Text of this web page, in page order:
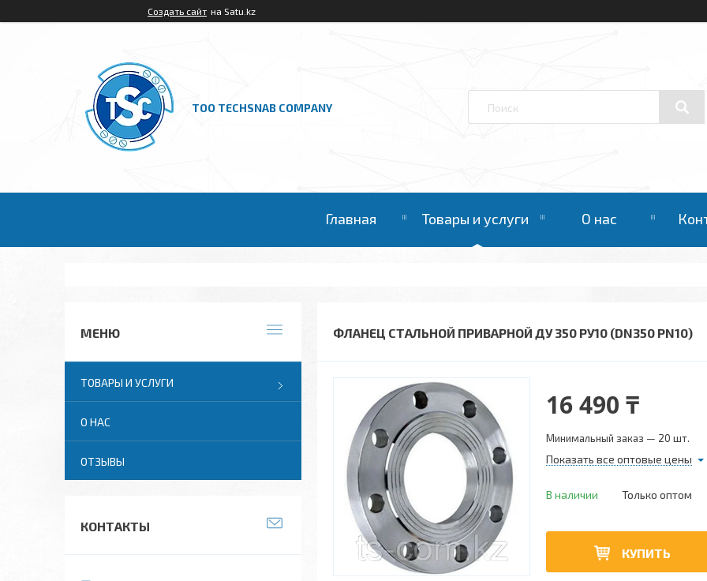
Создать сайт на Satu.kz
ТОО TECHSNAB COMPANY
Главная Товары и услуги О нас
ФЛАНЕЦ СТАЛЬНОЙ ПРИВАРНОЙ ДУ 350 РУ10 (DN350 PN10)
16 490 ₸
Минимальный заказ — 20 шт.
Показать все оптовые цены
В наличии Только оптом
КУПИТЬ
ТОВАРЫ И УСЛУГИ
О НАС
ОТЗЫВЫ
КОНТАКТЫ